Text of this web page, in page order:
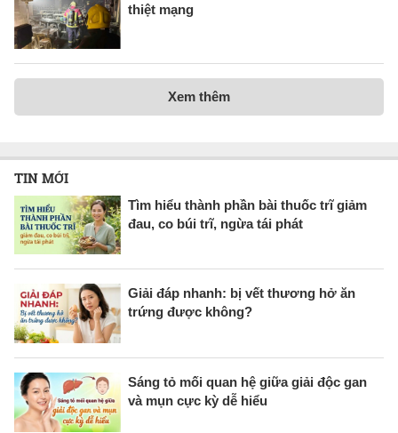
thiệt mạng
Xem thêm
TIN MỚI
Tìm hiểu thành phần bài thuốc trĩ giảm
đau, co búi trĩ, ngừa tái phát
Giải đáp nhanh: bị vết thương hở ăn
trứng được không?
Sáng tỏ mối quan hệ giữa giải độc gan
và mụn cực kỳ dễ hiểu